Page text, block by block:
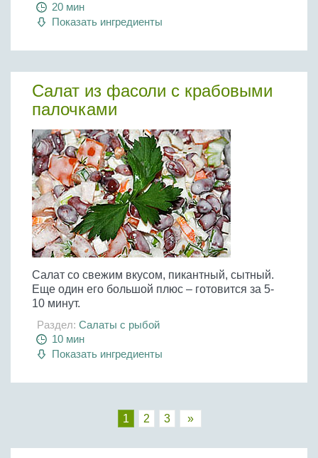
20 мин
Показать ингредиенты
Салат из фасоли с крабовыми
палочками
Салат со свежим вкусом, пикантный, сытный.
Еще один его большой плюс – готовится за 5-
10 минут.
Раздел: Салаты с рыбой
10 мин
Показать ингредиенты
1 2 3 »